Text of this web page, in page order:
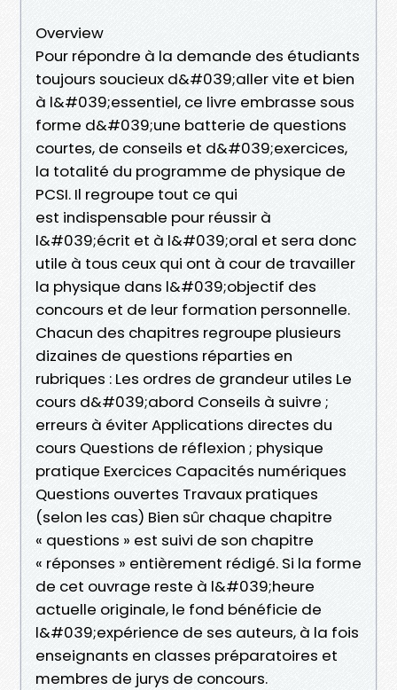
Overview
Pour répondre à la demande des étudiants
toujours soucieux d&#039;aller vite et bien
à l&#039;essentiel, ce livre embrasse sous
forme d&#039;une batterie de questions
courtes, de conseils et d&#039;exercices,
la totalité du programme de physique de
PCSI. Il regroupe tout ce qui
est indispensable pour réussir à
l&#039;écrit et à l&#039;oral et sera donc
utile à tous ceux qui ont à cour de travailler
la physique dans l&#039;objectif des
concours et de leur formation personnelle.
Chacun des chapitres regroupe plusieurs
dizaines de questions réparties en
rubriques : Les ordres de grandeur utiles Le
cours d&#039;abord Conseils à suivre ;
erreurs à éviter Applications directes du
cours Questions de réflexion ; physique
pratique Exercices Capacités numériques
Questions ouvertes Travaux pratiques
(selon les cas) Bien sûr chaque chapitre
« questions » est suivi de son chapitre
« réponses » entièrement rédigé. Si la forme
de cet ouvrage reste à l&#039;heure
actuelle originale, le fond bénéficie de
l&#039;expérience de ses auteurs, à la fois
enseignants en classes préparatoires et
membres de jurys de concours.